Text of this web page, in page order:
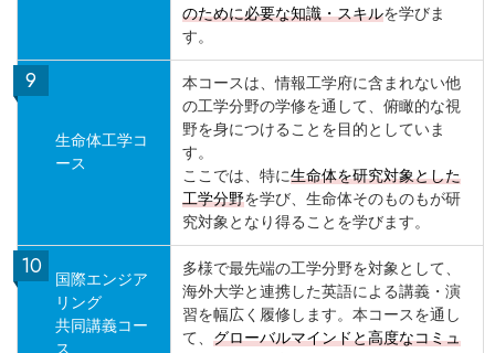
のために必要な知識・スキルを学びま
す。
生命体工学コ
ース
本コースは、情報工学府に含まれない他
の工学分野の学修を通して、俯瞰的な視
野を身につけることを目的としていま
す。
ここでは、特に生命体を研究対象とした
工学分野を学び、生命体そのものもが研
究対象となり得ることを学びます。
国際エンジア
リング
共同講義コー
ス
多様で最先端の工学分野を対象として、
海外大学と連携した英語による講義・演
習を幅広く履修します。本コースを通し
て、 グローバルマインドと高度なコミュ